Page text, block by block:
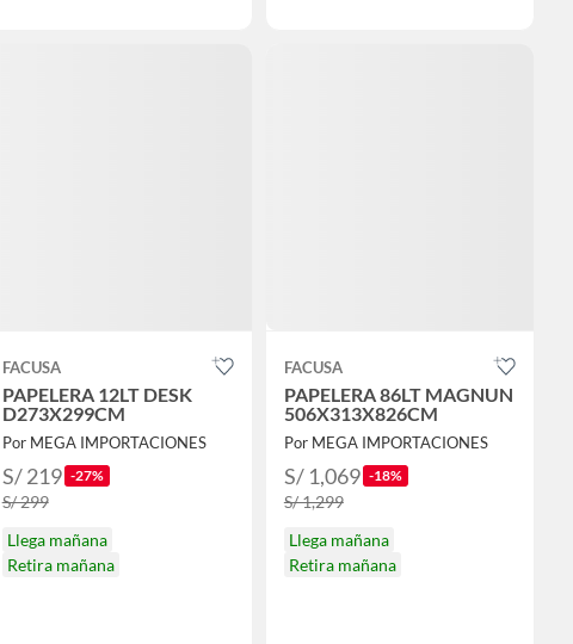
FACUSA
PAPELERA 12LT DESK
D273X299CM
Por MEGA IMPORTACIONES
S/ 219 -27%
S/ 299
Llega mañana
Retira mañana
FACUSA
PAPELERA 86LT MAGNUN
506X313X826CM
Por MEGA IMPORTACIONES
S/ 1,069 -18%
S/ 1,299
Llega mañana
Retira mañana